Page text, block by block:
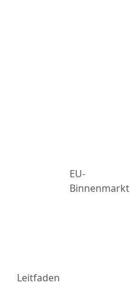
Leitfaden
EU-
Binnenmarkt